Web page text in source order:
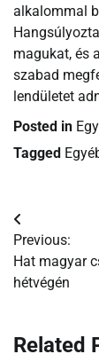
alkalommal
magukat, és
szabad
lendületet
Posted in
Tagged
Bejegyzés
Previous:
Hat magyar
hétvégén
Related